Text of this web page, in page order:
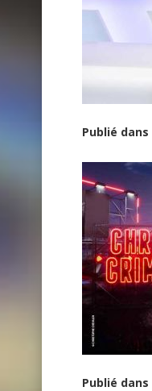
Publié dans
Publié dans